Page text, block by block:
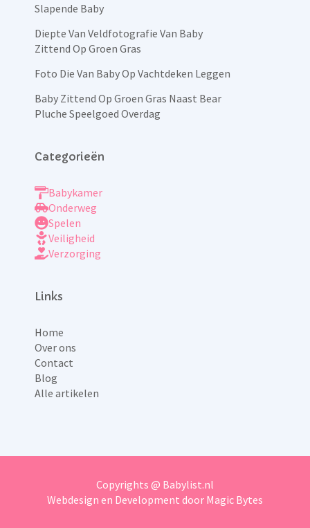
Slapende Baby
Diepte Van Veldfotografie Van Baby
Zittend Op Groen Gras
Foto Die Van Baby Op Vachtdeken Leggen
Baby Zittend Op Groen Gras Naast Bear
Pluche Speelgoed Overdag
Categorieën
Babykamer
Onderweg
Spelen
Veiligheid
Verzorging
Links
Home
Over ons
Contact
Blog
Alle artikelen
Copyrights @ Babylist.nl
Webdesign en Development door Magic Bytes